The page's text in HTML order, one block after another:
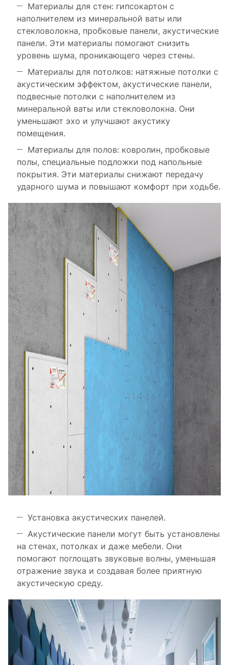
Материалы для стен: гипсокартон с
наполнителем из минеральной ваты или
стекловолокна, пробковые панели, акустические
панели. Эти материалы помогают снизить
уровень шума, проникающего через стены.
Материалы для потолков: натяжные потолки с
акустическим эффектом, акустические панели,
подвесные потолки с наполнителем из
минеральной ваты или стекловолокна. Они
уменьшают эхо и улучшают акустику
помещения.
Материалы для полов: ковролин, пробковые
полы, специальные подложки под напольные
покрытия. Эти материалы снижают передачу
ударного шума и повышают комфорт при ходьбе.
Установка акустических панелей.
Акустические панели могут быть установлены
на стенах, потолках и даже мебели. Они
помогают поглощать звуковые волны, уменьшая
отражение звука и создавая более приятную
акустическую среду.